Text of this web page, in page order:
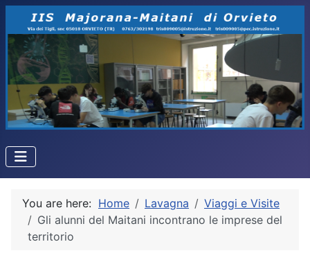
You are here: Home Lavagna
Viaggi e Visite
Gli alunni del Maitani incontrano le imprese del
territorio